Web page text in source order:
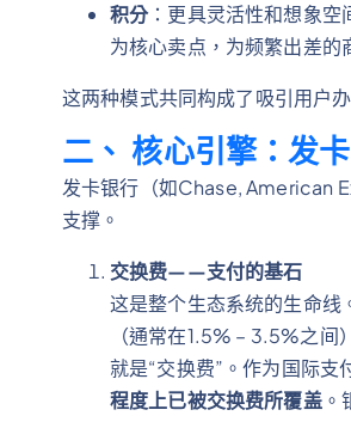
积分：更具灵活性和想象空
为核心卖点，为频繁出差的
这两种模式共同构成了吸引用户
二、 核心引擎：发
发卡银行（如Chase, American
支撑。
交换费——支付的基石
这是整个生态系统的生命
（通常在1.5% – 3.5%之
就是“交换费”。作为国际支
程度上已被交换费所覆盖。